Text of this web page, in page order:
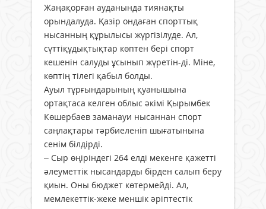
Жаңақорған ауданында тиянақты
орындалуда. Қазір ондаған спорттық
нысанның құрылысы жүргізілуде. Ал,
сүттіқұдықтықтар көптен бері спорт
кешенін салуды ұсынып жүретін-ді. Міне,
көптің тілегі қабыл болды.
Ауыл тұрғындарының қуанышына
ортақтаса келген облыс әкімі Қырымбек
Көшербаев заманауи нысаннан спорт
саңлақтары тәрбиеленіп шығатынына
сенім білдірді.
– Сыр өңіріндегі 264 елді мекенге қажетті
әлеуметтік нысандарды бірден салып беру
қиын. Оны бюджет көтермейді. Ал,
мемлекеттік-жеке меншік әріптестік